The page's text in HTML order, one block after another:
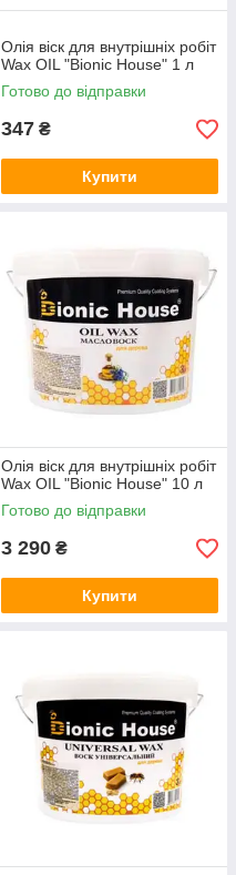
Олія віск для внутрішніх робіт
Wax OIL "Bionic House" 1 л
Готово до відправки
347 ₴
Купити
Олія віск для внутрішніх робіт
Wax OIL "Bionic House" 10 л
Готово до відправки
3 290 ₴
Купити